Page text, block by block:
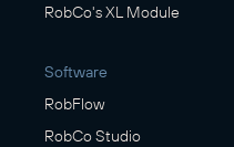
RobCo's XL Module
Software
RobFlow
RobCo Studio